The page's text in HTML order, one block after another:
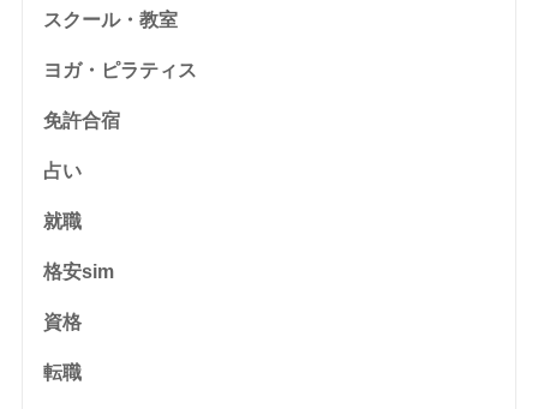
スクール・教室
ヨガ・ピラティス
免許合宿
占い
就職
格安sim
資格
転職